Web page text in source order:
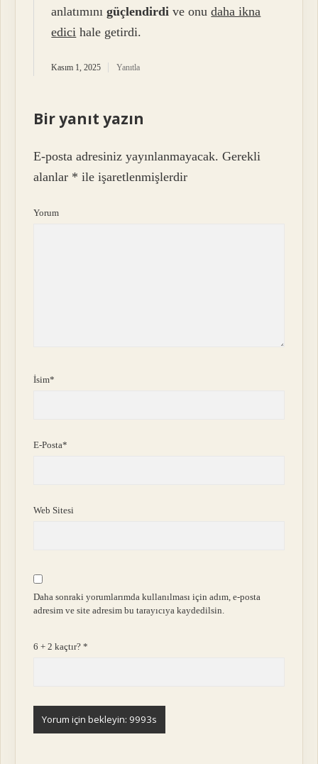
anlatımınıgüçlendirdi ve onudaha ikna
edici hale getirdi.
Kasım 1, 2025 Yanıtla
Bir yanıt yazın
E-posta adresiniz yayınlanmayacak. Gerekli
alanlar * ile işaretlenmişlerdir
Yorum
İsim*
E-Posta*
Web Sitesi
Daha sonraki yorumlarımda kullanılması için adım, e-posta
adresim ve site adresim bu tarayıcıya kaydedilsin.
6 + 2 kaçtır?*